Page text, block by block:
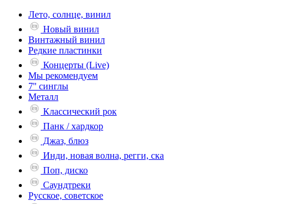
Лето, солнце, винил
Новый винил
Винтажный винил
Редкие пластинки
Концерты (Live)
Мы рекомендуем
7'' синглы
Металл
Классический рок
Панк / хардкор
Джаз, блюз
Инди, новая волна, регги, ска
Поп, диско
Саундтреки
Русское, советское